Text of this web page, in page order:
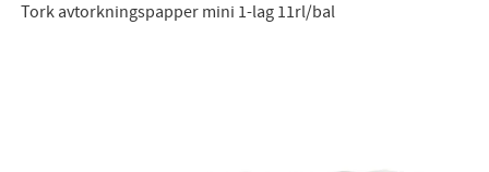
Tork avtorkningspapper mini 1-lag 11rl/bal